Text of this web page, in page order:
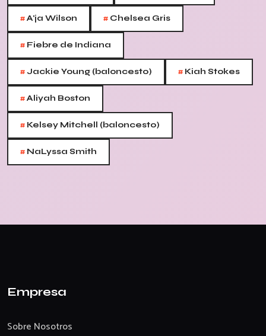
#A'ja Wilson # Chelsea Gris
# Fiebre de Indiana
#Jackie Young (baloncesto) # Kiah Stokes
#Aliyah Boston
# Kelsey Mitchell (baloncesto)
# NaLyssa Smith
Empresa
Sobre Nosotros